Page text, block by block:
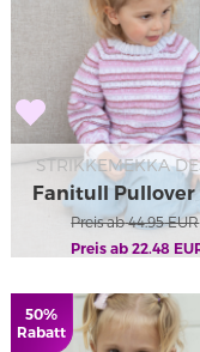
STRIKKEMEKKA
Fanitull Pullover
Preis ab 44.95EUR
Preis ab 22.48
50%
Rabatt